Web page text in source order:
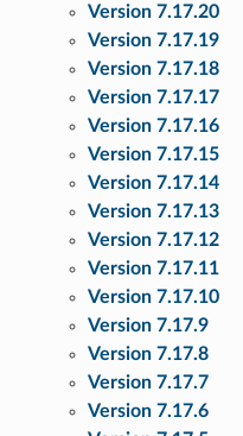
Version 7.17.20
Version 7.17.19
Version 7.17.18
Version 7.17.17
Version 7.17.16
Version 7.17.15
Version 7.17.14
Version 7.17.13
Version 7.17.12
Version 7.17.11
Version 7.17.10
Version 7.17.9
Version 7.17.8
Version 7.17.7
Version 7.17.6